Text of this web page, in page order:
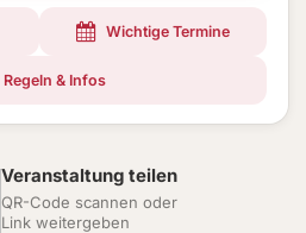
Wichtige Termine
Regeln & Infos
Veranstaltung teilen
QR-Code scannen oder
Link weitergeben